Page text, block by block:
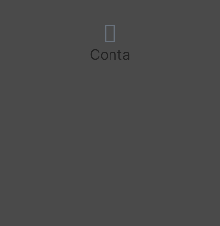
Conta